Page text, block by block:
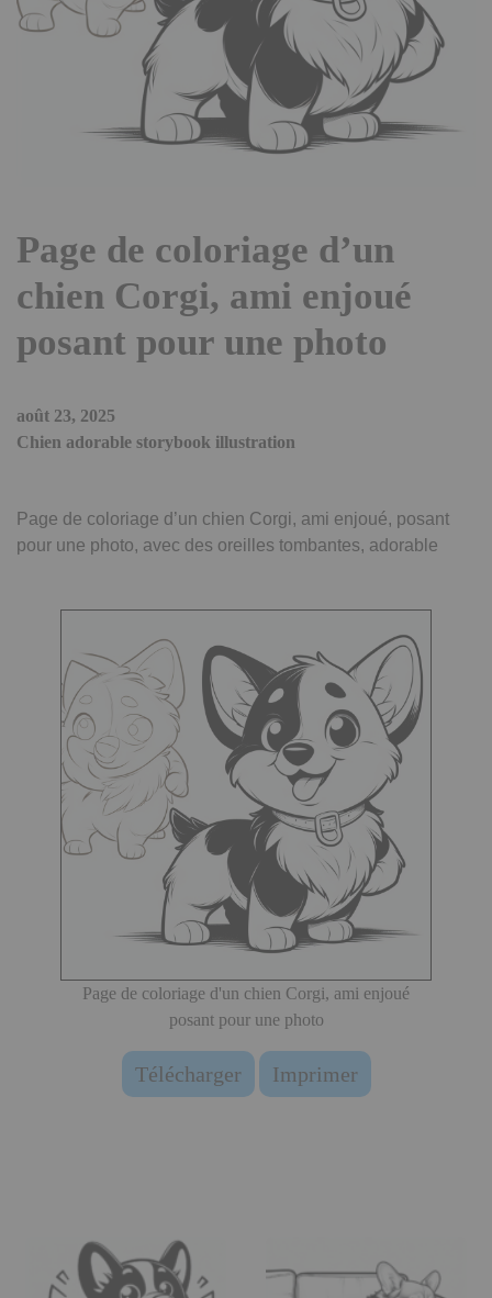
Page de coloriage d’un
chien Corgi, ami enjoué
posant pour une photo
août 23, 2025
Chien adorable storybook illustration
Page de coloriage d’un chien Corgi, ami enjoué, posant
pour une photo, avec des oreilles tombantes, adorable
Page de coloriage d'un chien Corgi, ami enjoué
posant pour une photo
Télécharger Imprimer